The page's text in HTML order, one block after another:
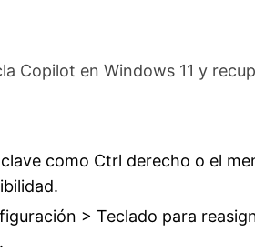
Copilot en Windows 11 y
como Ctrl derecho o el
> Teclado para